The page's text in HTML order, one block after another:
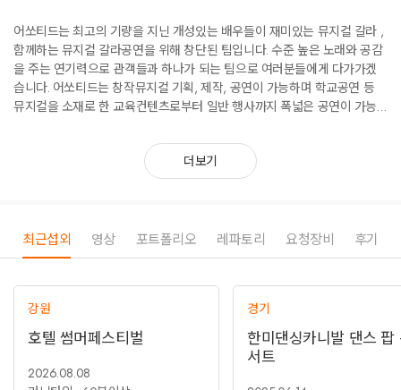
어쏘티드는 최고의 기량을 지닌 개성있는 배우들이 재미있는 뮤지컬 갈라 ,
함께하는 뮤지컬 갈라공연을 위해 창단된 팀입니다. 수준 높은 노래와 공감
을 주는 연기력으로 관객들과 하나가 되는 팀으로 여러분들에게 다가가겠
습니다. 어쏘티드는 창작뮤지컬 기획, 제작, 공연이 가능하며 학교공연 등
뮤지컬을 소재로 한 교육컨텐츠로부터 일반 행사까지 폭넓은 공연이 가능
더보기
최근섭외 영상 포트폴리오 레파토리 요청장비 후기
강원
호텔 썸머페스티벌
2026.08.08
경기
한미댄싱카니발 댄스 팝
서트